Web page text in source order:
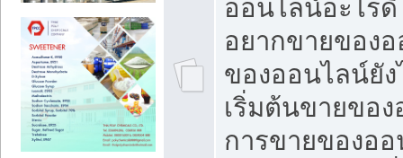
ออนไลน์อะไร
อยากขายของ
ของออนไลน์ยั
เริ่มต้นขายของ
การขายของอ